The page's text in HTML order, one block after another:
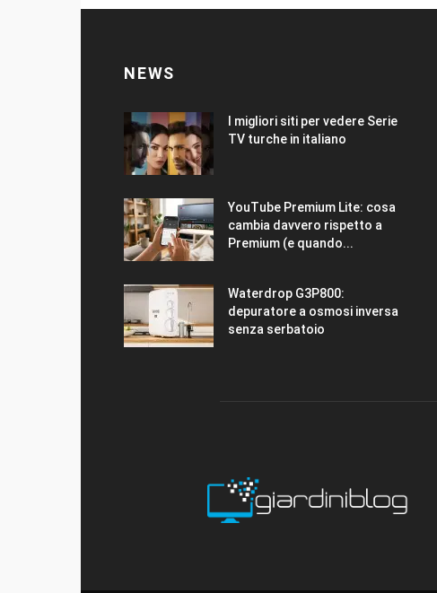
NEWS
I migliori siti per vedere Serie
TV turche in italiano
YouTube Premium Lite: cosa
cambia davvero rispetto a
Premium (e quando...
Waterdrop G3P800:
depuratore a osmosi inversa
senza serbatoio